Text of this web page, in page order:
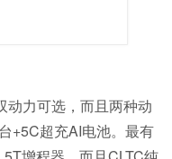
动力可选，而且两种动
+5C超充AI电池。最有